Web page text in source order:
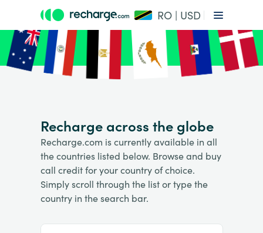
RO | USD
Recharge across the globe
Recharge.com is currently available in all
the countries listed below. Browse and buy
call credit for your country of choice.
Simply scroll through the list or type the
country in the search bar.